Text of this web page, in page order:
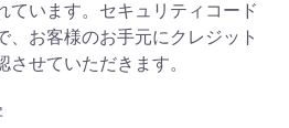
ています。セキュリティコード
、お客様のお手元にクレジット
させていただきます。